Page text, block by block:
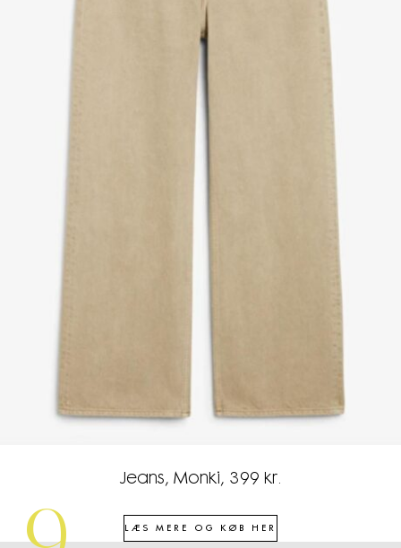
Jeans, Monki, 399 kr.
LÆS MERE OG KØB HER